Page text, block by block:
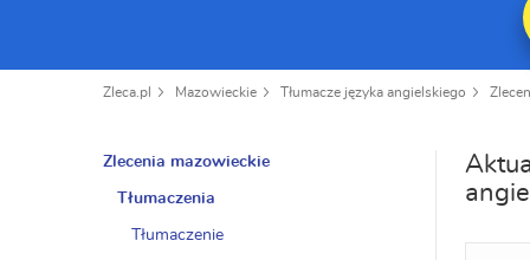
Zleca.pl Mazowieckie Tłumacze języka angielskiego
Zlecenia mazowieckie
Tłumaczenia
Tłumaczenie